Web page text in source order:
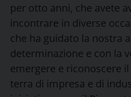
per otto anni, che avete
incontrare in diverse
che ha guidato la nostra
determinazione e con la
emergere e riconoscere
terra di impresa e di